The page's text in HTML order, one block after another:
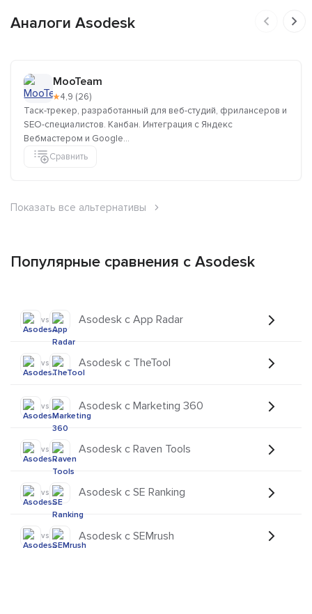
Аналоги Asodesk
MooTeam
★4,9 (26)
Таск-трекер, разработанный для веб-студий, фрилансеров и
SEO-специалистов. Канбан. Интеграция с Яндекс
Вебмастером и Google...
Сравнить
Показать все альтернативы
Популярные сравнения с Asodesk
vs Asodesk с App Radar
vs Asodesk с TheTool
vs Asodesk с Marketing 360
vs Asodesk с Raven Tools
vs Asodesk с SE Ranking
vs Asodesk с SEMrush